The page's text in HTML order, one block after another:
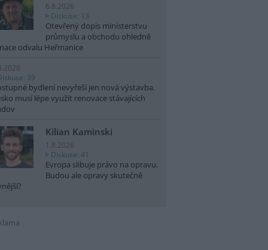
6.8.2026
Diskuse: 13
Otevřený dopis ministerstvu
průmyslu a obchodu ohledně
odvalu Heřmanice
39
bydlení nevyřeší jen nová výstavba.
musí lépe využít renovace stávajících
Kilian Kaminski
1.8.2026
Diskuse: 41
Evropa slibuje právo na opravu.
Budou ale opravy skutečně